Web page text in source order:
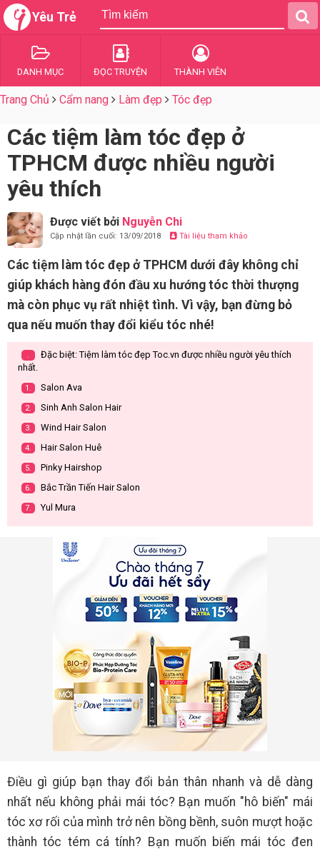
Yêu Trẻ
DANH MỤC ĐỌC TRUYỆN THÀNH VIÊN
Trang Chủ Cẩm nang Làm đẹp Tóc đẹp
Các tiệm làm tóc đẹp ở
TPHCM được nhiều người
yêu thích
Được viết bởi Nguyễn Chi
Cập nhật lần cuối: 13/09/2018 Tài liệu tham khảo
Các tiệm làm tóc đẹp ở TPHCM dưới đây không chỉ
giúp khách hàng đón đầu xu hướng tóc thời thượng
mà còn phục vụ rất nhiệt tình. Vì vậy, bạn đừng bỏ
qua nếu muốn thay đổi kiểu tóc nhé!
.
Đặc biệt: Tiệm làm tóc đẹp Toc.vn được nhiều người yêu thích
nhất.
1. Salon Ava
2. Sinh Anh Salon Hair
3. Wind Hair Salon
4. Hair Salon Huê
5. Pinky Hairshop
6. Bắc Trần Tiến Hair Salon
7. Yul Mura
Điều gì giúp bạn thay đổi bản thân nhanh và dễ dàng
nhất nếu không phải mái tóc? Bạn muốn "hô biến" mái
tóc xơ rối của mình trở nên bồng bềnh, suôn mượt hoặc
thành tóc tém cá tính? Bạn muốn biến mái tóc đen